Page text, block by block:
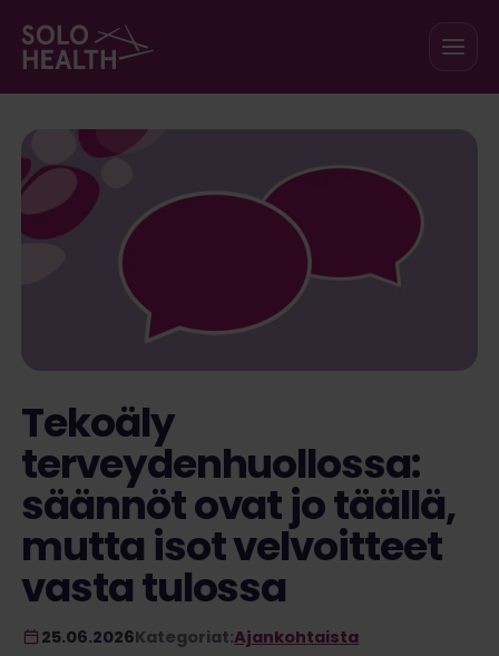
Tekoäly
terveydenhuollossa:
säännöt ovat jo täällä,
mutta isot velvoitteet
vasta tulossa
25.06.2026Kategoriat:Ajankohtaista